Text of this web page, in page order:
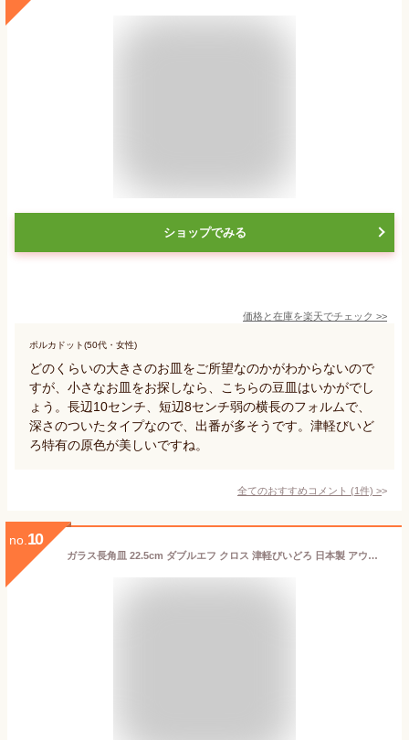
ショップでみる
価格と在庫を楽天でチェック >>
ポルカドット(50代・女性)
どのくらいの大きさのお皿をご所望なのかがわからないので
すが、小さなお皿をお探しなら、こちらの豆皿はいかがでし
ょう。長辺10センチ、短辺8センチ弱の横長のフォルムで、
深さのついたタイプなので、出番が多そうです。津軽びいど
ろ特有の原色が美しいですね。
全てのおすすめコメント (1件) >
no. 10
ガラス長角皿 22.5cm ダブルエフ クロス 津軽びいどろ 日本製 アウトレットお皿 皿 食器 角皿 長角皿 長皿 大皿 ガラス おしゃれ 高級感 プレート ガラスプレート 刺身皿 寿司皿 串物皿 盛り皿 玉子焼き スクエアプレート 副菜皿